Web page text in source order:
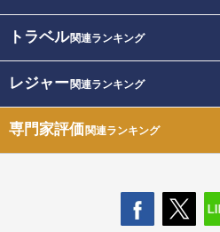
トラベル関連ランキング
レジャー関連ランキング
専門家評価関連ランキング